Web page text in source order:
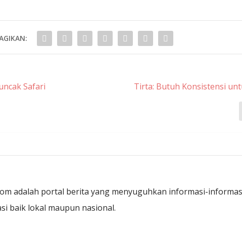
Safari
Tirta: Butuh Konsistensi
adalah portal berita yang menyuguhkan informasi-
baik lokal maupun nasional.